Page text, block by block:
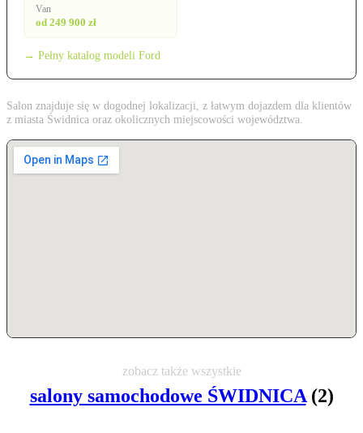
Van
od 249 900 zł
→ Pełny katalog modeli Ford
Salon znajduje się w dogodnej lokalizacji, z łatwym dojazdem dla klientów
z miasta Świdnica oraz okolicznych miejscowości województwa.
zobacz także wszystkie
salony samochodowe ŚWIDNICA(2)